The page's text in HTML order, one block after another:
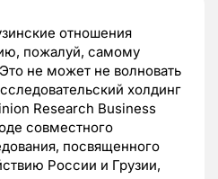
отношения
пожалуй, самому
не может не волновать
холдинг
Research Business
совместного
посвященного
России и Грузии,